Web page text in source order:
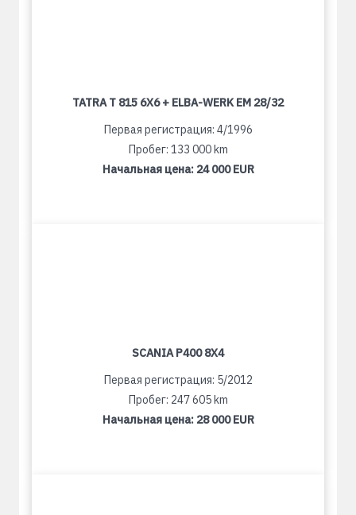
TATRA T 815 6X6 + ELBA-WERK EM 28/32
Первая регистрация: 4/1996
Пробег: 133 000 km
Начальная цена: 24 000 EUR
SCANIA P400 8X4
Первая регистрация: 5/2012
Пробег: 247 605 km
Начальная цена: 28 000 EUR